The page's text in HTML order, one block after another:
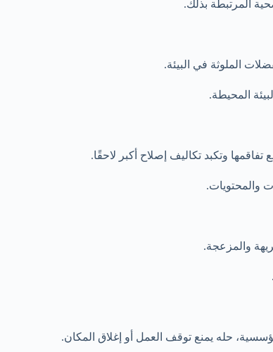
المرتبطة بذلك.
الملوثة في البيئة.
المحيطة.
وتكبد تكاليف إصلاح أكبر لاحقًا.
والمحتويات.
والمزعجة.
حله يمنع توقف العمل أو إغلاق المكان.